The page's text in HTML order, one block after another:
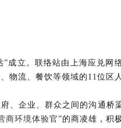
”成立。联络站由上海应兑网
物流、餐饮等领域的11位区
、企业、群众之间的沟通桥
商环境体验官”的商凌雄，积